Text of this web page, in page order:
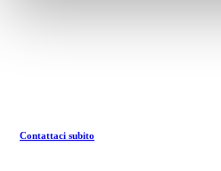
Contattaci subito